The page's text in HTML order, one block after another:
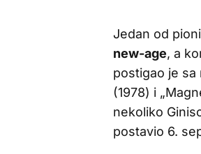
Jedan od
new-age, a
postigao je sa
(1978) i
nekoliko
postavio 6.